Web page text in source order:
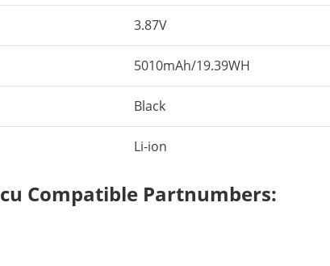
3.87V
5010mAh/19.39WH
Black
Li-ion
Compatible Partnumbers: